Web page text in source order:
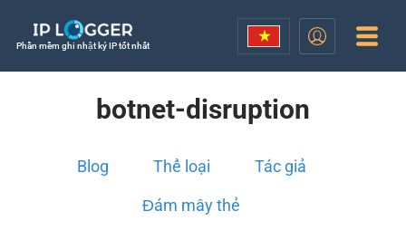
Phần mềm ghi nhật ký IP tốt nhất
botnet-disruption
Blog Thể loại Tác giả
Đám mây thẻ